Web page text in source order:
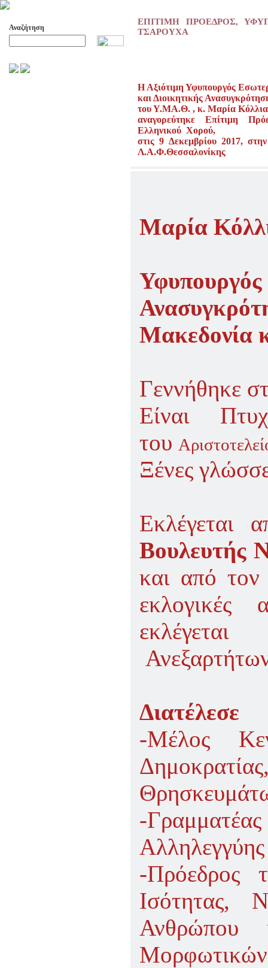
Αναζήτηση
ΕΠΙΤΙΜΗ ΠΡΟΕΔΡΟΣ,
ΤΣΑΡΟΥΧΑ
Η Αξιότιμη Υφυπουργός
και Διοικητικής
του Υ.ΜΑ.Θ. , κ. Μαρία
αναγορεύτηκε Επίτιμη
Ελληνικού Χορού,
στις 9 Δεκεμβρίου 2017,
Λ.Α.Φ.Θεσσαλονίκης
Μαρία
Μακεδονία
Γεννήθηκε
Είναι
του
Ξένες
Βουλευτής
και από
εκλογικές
Διατέλεσε
-Μέλος
-
Αλληλεγγύης
-Πρόεδρος
Ισότητας,
Ανθρώπου